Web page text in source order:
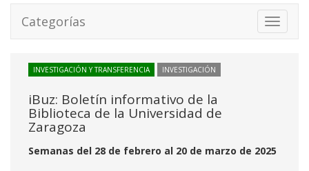
Toggle
Categorías
INVESTIGACIÓN Y TRANSFERENCIA INVESTIGACIÓN
iBuz: Boletín informativo de la
Biblioteca de la Universidad de
Zaragoza
Semanas del 28 de febrero al 20 de marzo de 2025